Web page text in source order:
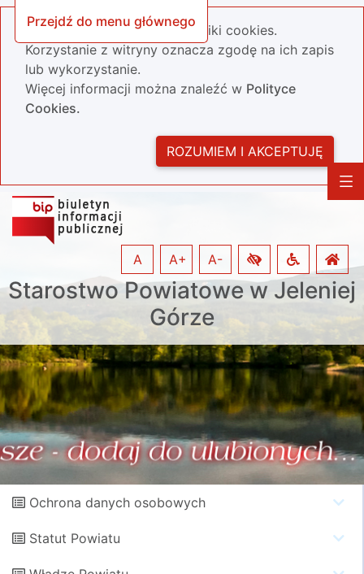
Przejdź do menu głównego
Nasza strona wykorzystuje pliki cookies.
Korzystanie z witryny oznacza zgodę na ich zapis
lub wykorzystanie.
Więcej informacji można znaleźć w Polityce
Cookies.
ROZUMIEM I AKCEPTUJĘ
Starostwo Powiatowe w Jeleniej
Górze
A A+ A-
Ochrona danych osobowych
Statut Powiatu